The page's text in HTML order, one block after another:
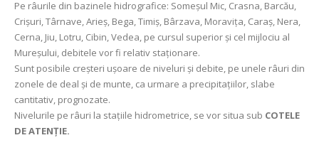
Pe râurile din bazinele hidrografice: Someşul Mic, Crasna, Barcău,
Crișuri, Târnave, Arieş, Bega, Timiș, Bârzava, Moravița, Caraș, Nera,
Cerna, Jiu, Lotru, Cibin, Vedea, pe cursul superior şi cel mijlociu al
Mureşului, debitele vor fi relativ staționare.
Sunt posibile creșteri uşoare de niveluri și debite, pe unele râuri din
zonele de deal și de munte, ca urmare a precipitațiilor, slabe
cantitativ, prognozate.
Nivelurile pe râuri la stațiile hidrometrice, se vor situa sub COTELE
DE ATENȚIE.